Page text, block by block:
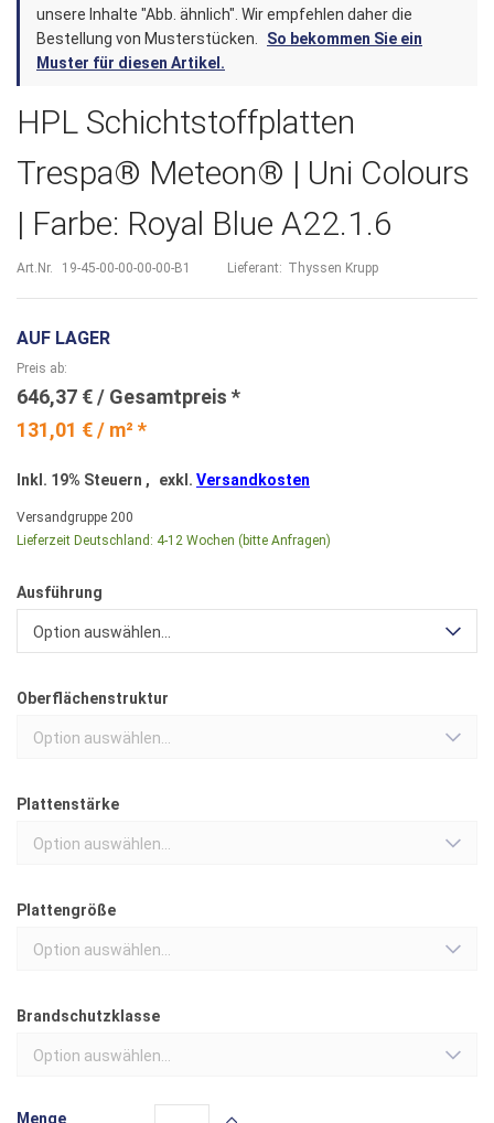
Bildergalerie
springen
unsere Inhalte "Abb. ähnlich". Wir empfehlen daher die
Bestellung von Musterstücken.
So bekommen Sie ein
Muster für diesen Artikel.
HPL Schichtstoffplatten
Trespa® Meteon® | Uni Colours
| Farbe: Royal Blue A22.1.6
Art.Nr. 19-45-00-00-00-00-B1 Lieferant: Thyssen Krupp
AUF LAGER
131,01 € / m² *
Preis ab
646,37 €
Inkl. 19% Steuern , exkl. Versandkosten
Versandgruppe 200
Lieferzeit Deutschland: 4-12 Wochen (bitte Anfragen)
Ausführung
Option auswählen...
Oberflächenstruktur
Option auswählen...
Plattenstärke
Option auswählen...
Plattengröße
Option auswählen...
Brandschutzklasse
Option auswählen...
Menge